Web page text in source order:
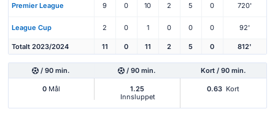
Premier League 9 0 10 2 5 0 720'
League Cup 2 0 1 0 0 0 92'
Totalt 2023/2024 11 0 11 2 5 0 812'
/ 90 min. / 90 min. Kort / 90 min.
0Mål
1.25
Innsluppet
0.63 Kort